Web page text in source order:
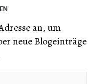
an, um
neue Blogeinträge